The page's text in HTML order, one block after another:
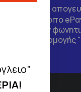
πρωινά και τα
τον ιστότοπο
στην
της εφαρμογής